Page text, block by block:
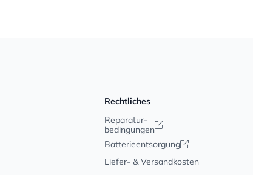
Rechtliches
Reparatur-
bedingungen
Batterieentsorgung
Liefer- & Versandkosten